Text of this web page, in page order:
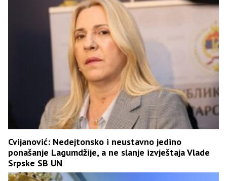
Cvijanović: Nedejtonsko i neustavno jedino
ponašanje Lagumdžije, a ne slanje izvještaja Vlade
Srpske SB UN